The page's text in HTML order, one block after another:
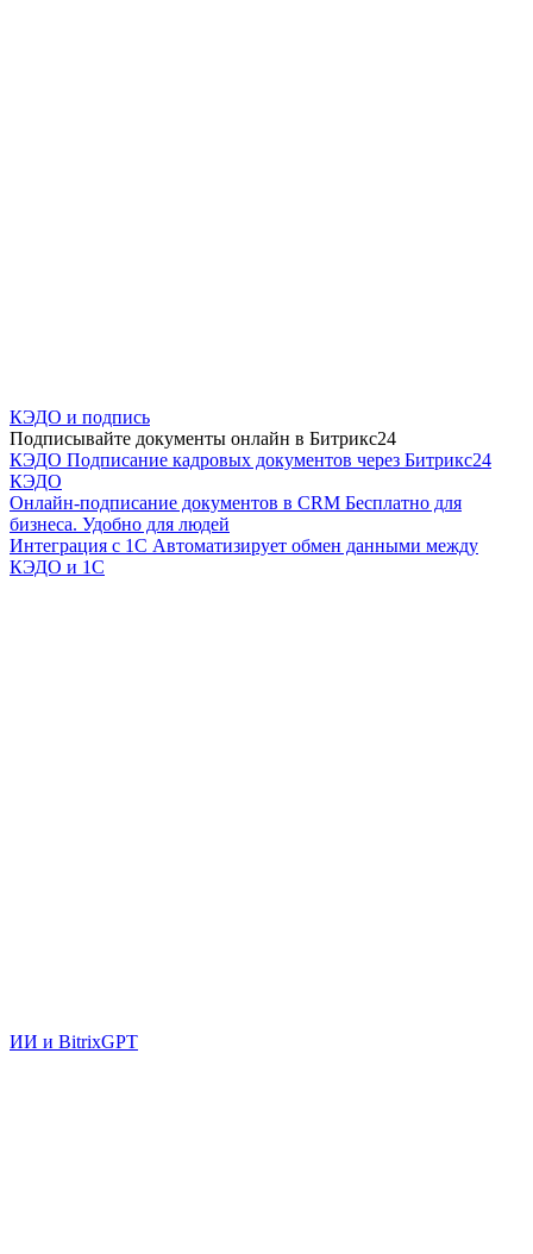
КЭДО и подпись
Подписывайте документы онлайн в Битрикс24
КЭДО Подписание кадровых документов через Битрикс24
КЭДО
Онлайн-подписание документов в CRM Бесплатно для
бизнеса. Удобно для людей
Интеграция с 1С Автоматизирует обмен данными между
КЭДО и 1С
ИИ и BitrixGPT